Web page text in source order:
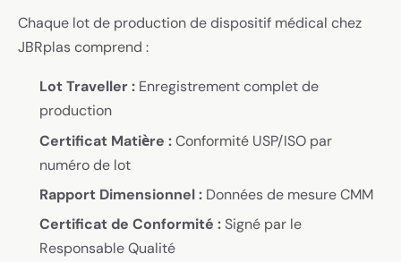
Chaque lot de production de dispositif médical chez
JBRplas comprend :
Lot Traveller : Enregistrement complet de
production
Certificat Matière :Conformité USP/ISO par
numéro de lot
Rapport Dimensionnel : Données de mesure CMM
Certificat de Conformité :Signé par le
Responsable Qualité